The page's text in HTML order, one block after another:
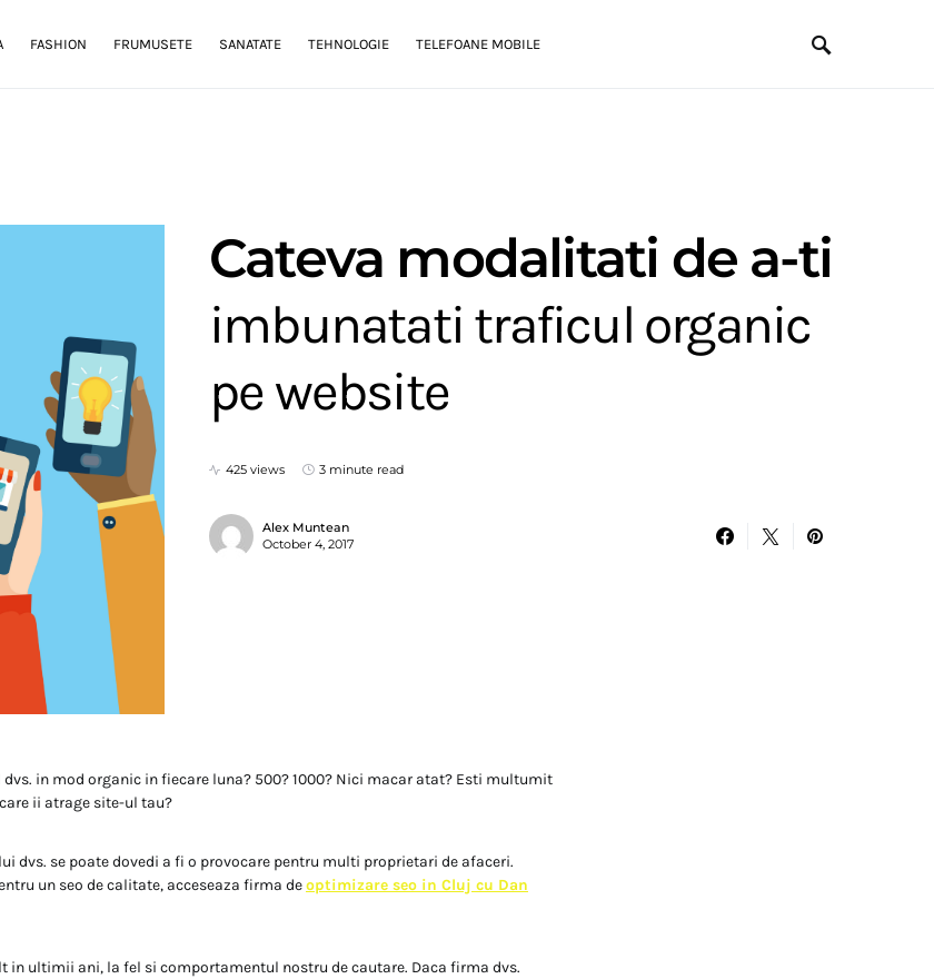
FASHION FRUMUSETE SANATATE TEHNOLOGIE TELEFOANE MOBILE
Cateva modalitati de a-ti
imbunatati traficul organic
pe website
425 views 3 minute read
Alex Muntean
October 4, 2017
in mod organic in fiecare luna? 500? 1000? Nici macar atat? Esti multumit
ii atrage site-ul tau?
dvs. se poate dovedi a fi o provocare pentru multi proprietari de afaceri.
un seo de calitate, acceseaza firma deoptimizare seo in Cluj cu Dan
in ultimii ani, la fel si comportamentul nostru de cautare. Daca firma dvs.